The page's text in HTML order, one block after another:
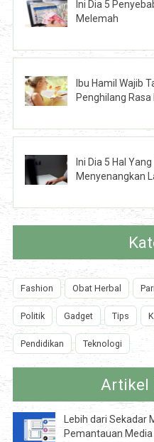
Ini Dia 5
Melemah
Ibu Hamil Wajib
Penghilang Rasa
Ini Dia 5 Hal
Menyenangkan
Fashion Obat Herbal
Politik Gadget Tips
Pendidikan Teknologi
Artikel
Lebih dari Sekadar
Pemantauan